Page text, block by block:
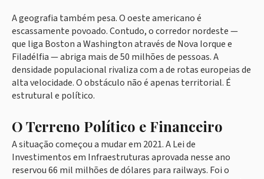
A geografia também pesa. O oeste americano é
escassamente povoado. Contudo, o corredor nordeste —
que liga Boston a Washington através de Nova Iorque e
Filadélfia — abriga mais de 50 milhões de pessoas. A
densidade populacional rivaliza com a de rotas europeias de
alta velocidade. O obstáculo não é apenas territorial. É
estrutural e político.
O Terreno Político e Financeiro
A situação começou a mudar em 2021. A Lei de
Investimentos em Infraestruturas aprovada nesse ano
reservou 66 mil milhões de dólares para railways. Foi o